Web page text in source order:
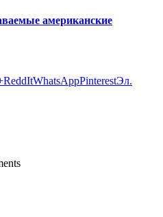
американские
ReddItWhatsAppPinterestЭл.